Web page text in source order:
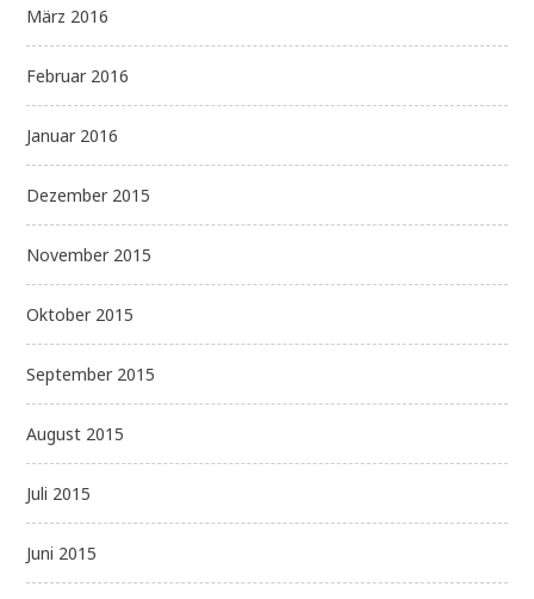
März 2016
Februar 2016
Januar 2016
Dezember 2015
November 2015
Oktober 2015
September 2015
August 2015
Juli 2015
Juni 2015